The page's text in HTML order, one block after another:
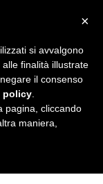
×
si avvalgono
finalità illustrate
il consenso
policy
pagina, cliccando
maniera,